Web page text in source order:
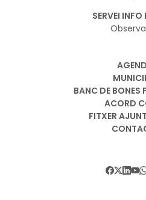
SERVEI INFO
BANC DE BONES
ACORD
FITXER